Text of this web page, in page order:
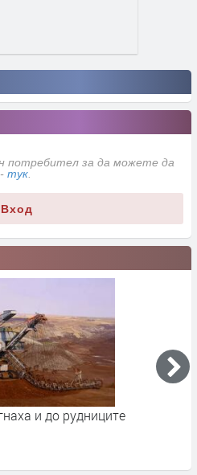
потребител за да можете да
тук
Вход
и до рудниците